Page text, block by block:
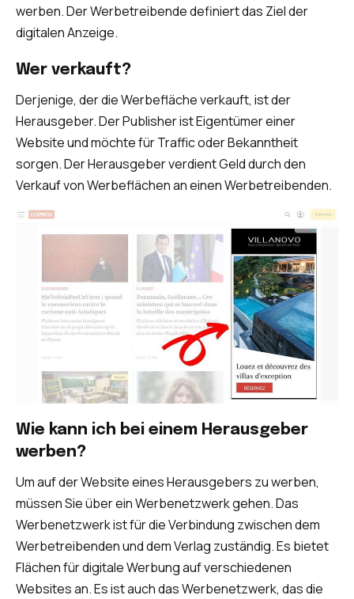
werben. Der Werbetreibende definiert das Ziel der
digitalen Anzeige.
Wer verkauft?
Derjenige, der die Werbefläche verkauft, ist der
Herausgeber. Der Publisher ist Eigentümer einer
Website und möchte für Traffic oder Bekanntheit
sorgen. Der Herausgeber verdient Geld durch den
Verkauf von Werbeflächen an einen Werbetreibenden.
Wie kann ich bei einem Herausgeber
werben?
Um auf der Website eines Herausgebers zu werben,
müssen Sie über ein Werbenetzwerk gehen. Das
Werbenetzwerk ist für die Verbindung zwischen dem
Werbetreibenden und dem Verlag zuständig. Es bietet
Flächen für digitale Werbung auf verschiedenen
Websites an. Es ist auch das Werbenetzwerk, das die